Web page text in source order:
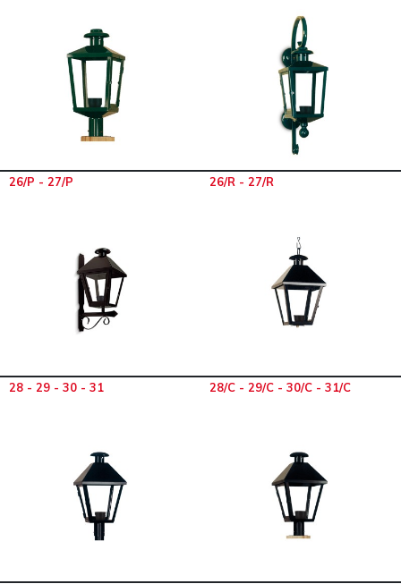
26/P - 27/P 26/R - 27/R
28 - 29 - 30 - 31 28/C - 29/C - 30/C - 31/C